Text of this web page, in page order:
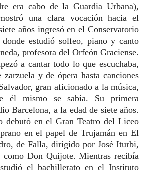
era cabo de la Guardia Urbana),
una clara vocación hacia el
años ingresó en el Conservatorio
estudió solfeo, piano y canto
profesora del Orfeón Graciense.
a cantar todo lo que escuchaba,
zarzuela y de ópera hasta canciones
gran aficionado a la música,
él mismo se sabía. Su primera
Barcelona, a la edad de siete años.
debutó en el Gran Teatro del Liceo
en el papel de Trujamán en El
de Falla, dirigido por José Iturbi,
como Don Quijote. Mientras recibía
el bachillerato en el Instituto